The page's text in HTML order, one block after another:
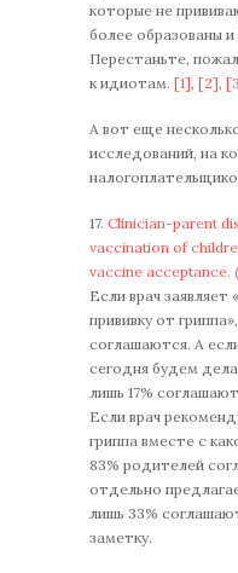
которые не
более образованы
Перестаньте,
к идиотам. [1], [2],
А вот еще
исследований, на
17. Clinician-parent
vaccination of
vaccine acceptance.
Если врач
прививку от
соглашаются. А
сегодня будем
лишь 17%
Если врач
гриппа вместе с
83% родителей
отдельно
лишь 33%
заметку.